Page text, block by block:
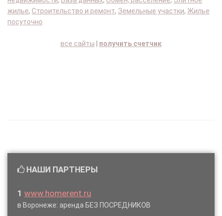
жилье, Строительство и ремонт, Земельные участки, Жилье
посуточно
все сайты получить счетчик
НАШИ ПАРТНЕРЫ
1 www.homerent.ru
в Воронеже: аренда БЕЗ ПОСРЕДНИКОВ